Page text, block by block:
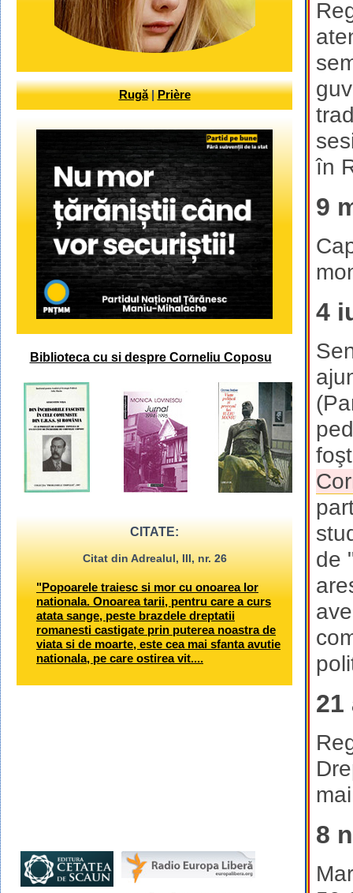
în
9
4
de
21
8
Rugă|Prière
Biblioteca cu si despre Corneliu Coposu
CITATE:
Citat din Adrealul, III, nr. 26
"Popoarele traiesc si mor cu onoarea lor
nationala. Onoarea tarii, pentru care a curs
atata sange, peste brazdele dreptatii
romanesti castigate prin puterea noastra de
viata si de moarte, este cea mai sfanta avutie
nationala, pe care ostirea vit....